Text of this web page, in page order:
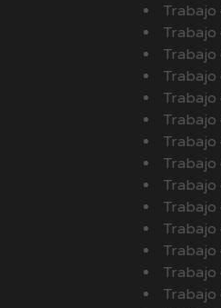
Trabajo
Trabajo
Trabajo
Trabajo
Trabajo
Trabajo
Trabajo
Trabajo
Trabajo
Trabajo